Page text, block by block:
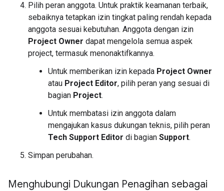
Pilih peran anggota. Untuk praktik keamanan terbaik,
sebaiknya tetapkan izin tingkat paling rendah kepada
anggota sesuai kebutuhan. Anggota dengan izin
Project Owner dapat mengelola semua aspek
project, termasuk menonaktifkannya.
Untuk memberikan izin kepada Project Owner
atau Project Editor, pilih peran yang sesuai di
bagian Project.
Untuk membatasi izin anggota dalam
mengajukan kasus dukungan teknis, pilih peran
Tech Support Editor di bagian Support.
Simpan perubahan.
Menghubungi Dukungan Penagihan sebagai